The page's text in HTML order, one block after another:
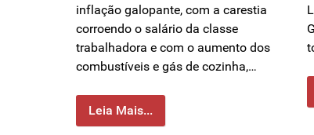
inflação galopante, com a carestia
corroendo o salário da classe
trabalhadora e com o aumento dos
combustíveis e gás de cozinha,…
Leia Mais...